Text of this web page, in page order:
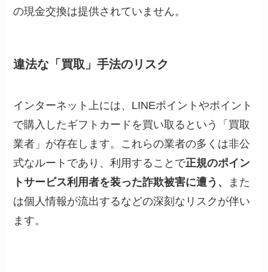
の現金交換は提供されていません。
違法な「買取」手法のリスク
インターネット上には、LINEポイントやポイント
で購入したギフトカードを買い取るという「買取
業者」が存在します。これらの業者の多くは非公
式なルートであり、利用することで正規のポイン
トサービス利用者を装った詐欺被害に遭う、
また
は個人情報が流出するなどの深刻なリスクが伴い
ます。